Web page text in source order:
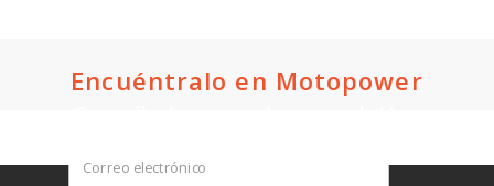
Encuéntralo en Motopower